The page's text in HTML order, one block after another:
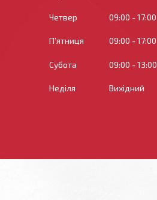
Четвер 09:00 17:00
Пʼятниця 09:00 17:00
Субота 09:00 13:00
Неділя Вихідний